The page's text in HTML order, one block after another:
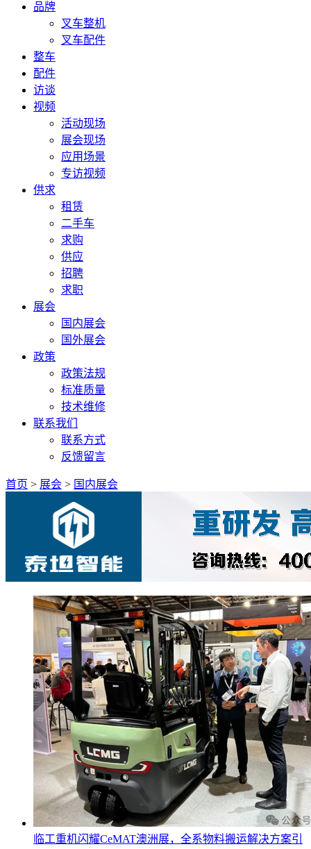
品牌
叉车整机
叉车配件
整车
配件
访谈
视频
活动现场
展会现场
应用场景
专访视频
供求
租赁
二手车
求购
供应
招聘
求职
展会
国内展会
国外展会
政策
政策法规
标准质量
技术维修
联系我们
联系方式
反馈留言
首页 > 展会 > 国内展会
临工重机闪耀CeMAT澳洲展，全系物料搬运解决方案引